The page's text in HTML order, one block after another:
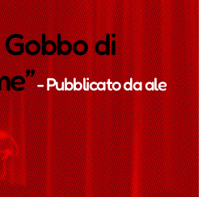
di
- Pubblicato daale